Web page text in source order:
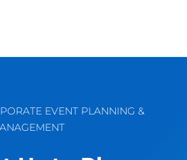
EVENT PLANNING &